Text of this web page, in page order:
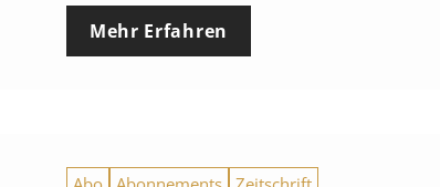
Mehr Erfahren